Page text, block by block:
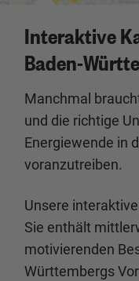
Interaktive
Baden-
Manchmal
und die richtige
Energiewende in
voranzutreiben.
Unsere
Sie enthält
motivierenden
Württembergs